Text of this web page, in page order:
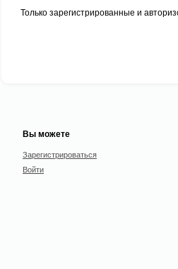
Только зарегистрированные и
Вы можете
Зарегистрироваться
Войти